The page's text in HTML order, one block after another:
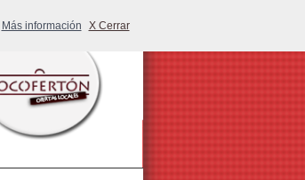
Más información X Cerrar